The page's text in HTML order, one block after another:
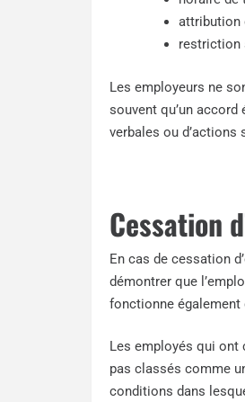
attribution
restriction
Les employeurs ne
souvent qu’un
verbales ou d’actions
Cessation
En cas de cessation
démontrer que
fonctionne également
Les employés qui ont
pas classés comme
conditions dans